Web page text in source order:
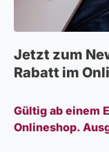
Jetzt zum
Rabatt im
Gültig ab einem
Onlineshop.